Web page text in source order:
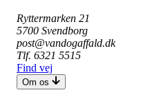
Ryttermarken 21
5700 Svendborg
post@vandogaffald.dk
Tlf. 6321 5515
Find vej
Om os